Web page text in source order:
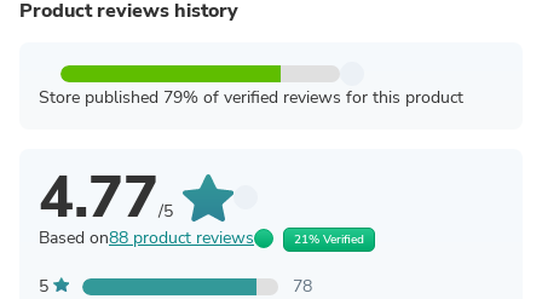
Product reviews history
Store published 79% of verified reviews for this product
4.77/5
Based on88 product reviews 21% Verified
5
78